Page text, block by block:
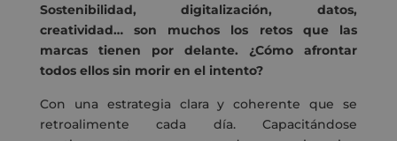
Sostenibilidad, digitalización, datos,
creatividad… son muchos los retos que las
marcas tienen por delante. ¿Cómo afrontar
todos ellos sin morir en el intento?
Con una estrategia clara y coherente que se
retroalimente cada día. Capacitándose